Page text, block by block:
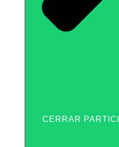
CERRAR